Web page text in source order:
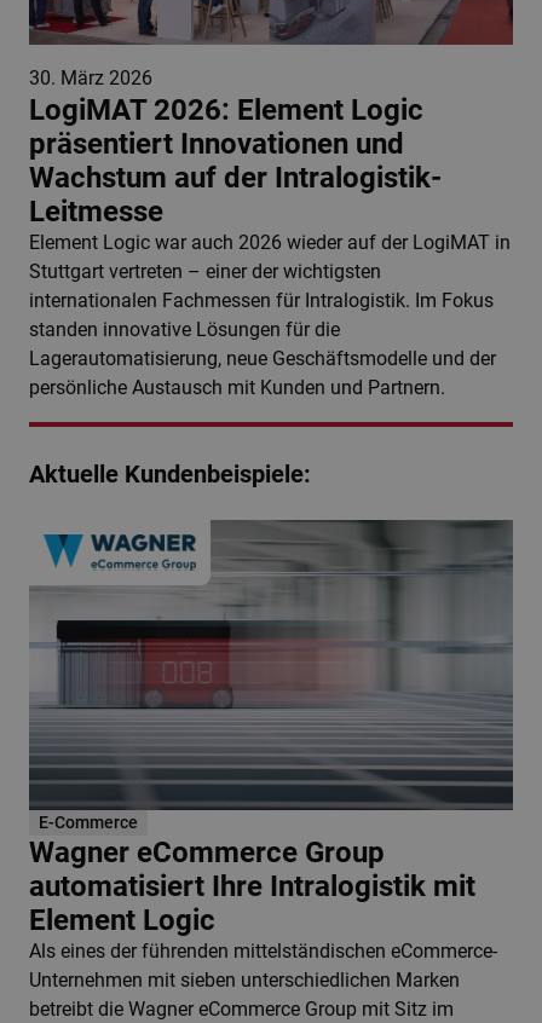
30. März 2026
LogiMAT 2026: Element Logic
präsentiert Innovationen und
Wachstum auf der Intralogistik-
Leitmesse
Element Logic war auch 2026 wieder auf der LogiMAT in
Stuttgart vertreten – einer der wichtigsten
internationalen Fachmessen für Intralogistik. Im Fokus
standen innovative Lösungen für die
Lagerautomatisierung, neue Geschäftsmodelle und der
persönliche Austausch mit Kunden und Partnern.
Aktuelle Kundenbeispiele:
E-Commerce
Wagner eCommerce Group
automatisiert Ihre Intralogistik mit
Element Logic
Als eines der führenden mittelständischen eCommerce-
Unternehmen mit sieben unterschiedlichen Marken
betreibt die Wagner eCommerce Group mit Sitz im